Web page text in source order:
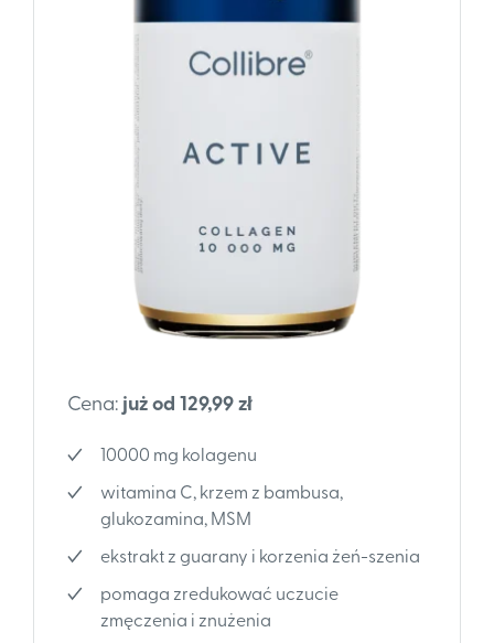
Cena: już od 129,99 zł
10000 mg kolagenu
witamina C, krzem z bambusa,
glukozamina, MSM
ekstrakt z guarany i korzenia żeń-szenia
pomaga zredukować uczucie
zmęczenia i znużenia